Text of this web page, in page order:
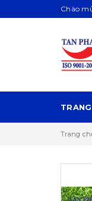
Chào
Trang